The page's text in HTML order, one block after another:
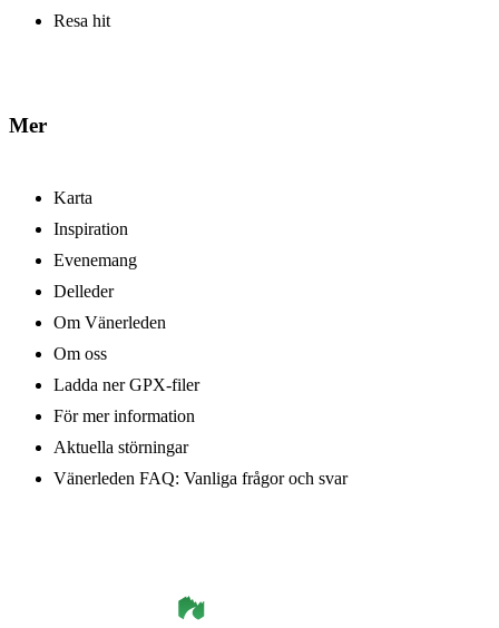
Resa hit
Mer
Karta
Inspiration
Evenemang
Delleder
Om Vänerleden
Om oss
Ladda ner GPX-filer
För mer information
Aktuella störningar
Vänerleden FAQ: Vanliga frågor och svar